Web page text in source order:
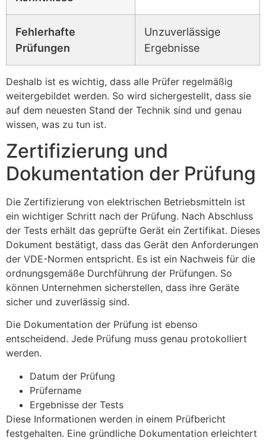
Fehlerhafte
Prüfungen
Unzuverlässige
Ergebnisse
Deshalb ist es wichtig, dass alle Prüfer regelmäßig
weitergebildet werden. So wird sichergestellt, dass sie
auf dem neuesten Stand der Technik sind und genau
wissen, was zu tun ist.
Zertifizierung und
Dokumentation der Prüfung
Die Zertifizierung von elektrischen Betriebsmitteln ist
ein wichtiger Schritt nach der Prüfung. Nach Abschluss
der Tests erhält das geprüfte Gerät ein Zertifikat. Dieses
Dokument bestätigt, dass das Gerät den Anforderungen
der VDE-Normen entspricht. Es ist ein Nachweis für die
ordnungsgemäße Durchführung der Prüfungen. So
können Unternehmen sicherstellen, dass ihre Geräte
sicher und zuverlässig sind.
Die Dokumentation der Prüfung ist ebenso
entscheidend. Jede Prüfung muss genau protokolliert
werden.
Datum der Prüfung
Prüfername
Ergebnisse der Tests
Diese Informationen werden in einem Prüfbericht
festgehalten. Eine gründliche Dokumentation erleichtert